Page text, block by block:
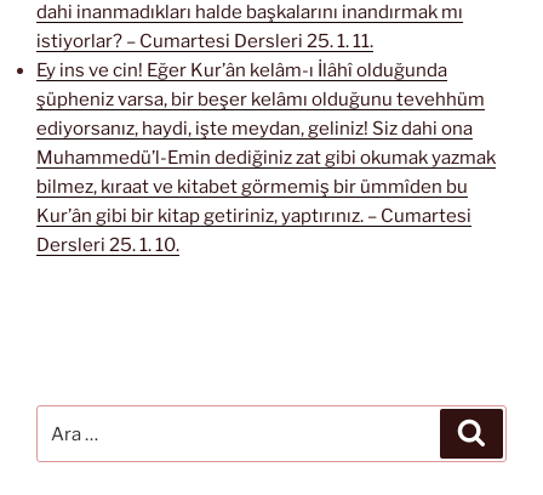
dahi inanmadıkları halde başkalarını inandırmak mı
istiyorlar? – Cumartesi Dersleri 25. 1. 11.
Ey ins ve cin! Eğer Kur’ân kelâm-ı İlâhî olduğunda
şüpheniz varsa, bir beşer kelâmı olduğunu tevehhüm
ediyorsanız, haydi, işte meydan, geliniz! Siz dahi ona
Muhammedü’l-Emin dediğiniz zat gibi okumak yazmak
bilmez, kıraat ve kitabet görmemiş bir ümmîden bu
Kur’ân gibi bir kitap getiriniz, yaptırınız. – Cumartesi
Dersleri 25. 1. 10.